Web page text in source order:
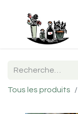
Tous les produits